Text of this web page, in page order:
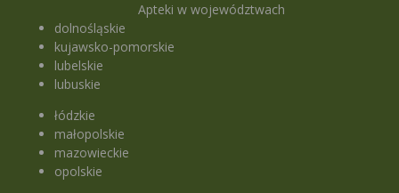
Apteki w województwach
dolnośląskie
kujawsko-pomorskie
lubelskie
lubuskie
łódzkie
małopolskie
mazowieckie
opolskie